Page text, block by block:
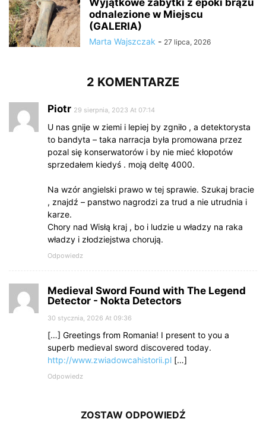
Wyjątkowe zabytki z epoki brązu
odnalezione w Miejscu
(GALERIA)
Marta Wajszczak - 27 lipca, 2026
2 KOMENTARZE
Piotr 29 sierpnia, 2023 At 07:14
U nas gnije w ziemi i lepiej by zgniło , a detektorysta
to bandyta – taka narracja była promowana przez
pozal się konserwatorów i by nie mieć kłopotów
sprzedałem kiedyś . moją deltę 4000.
Na wzór angielski prawo w tej sprawie. Szukaj bracie
, znajdź – panstwo nagrodzi za trud a nie utrudnia i
karze.
Chory nad Wisłą kraj , bo i ludzie u władzy na raka
władzy i złodziejstwa chorują.
Odpowiedz
Medieval Sword Found with The Legend
Detector - Nokta Detectors
30 stycznia, 2026 At 09:36
[…] Greetings from Romania! I present to you a
superb medieval sword discovered today.
http://www.zwiadowcahistorii.pl […]
Odpowiedz
ZOSTAW ODPOWIEDŹ